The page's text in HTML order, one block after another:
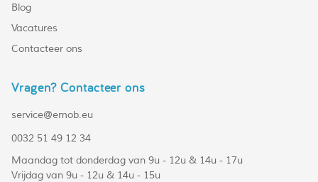
Blog
Vacatures
Contacteer ons
Vragen? Contacteer ons
service@emob.eu
0032 51 49 12 34
Maandag tot donderdag van 9u - 12u & 14u - 17u
Vrijdag van 9u - 12u & 14u - 15u